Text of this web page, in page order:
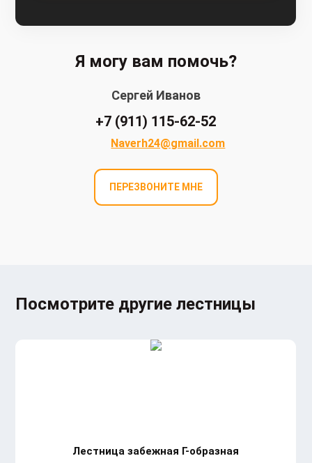
Я могу вам помочь?
Сергей Иванов
+7 (911) 115-62-52
Naverh24@gmail.com
ПЕРЕЗВОНИТЕ МНЕ
Посмотрите другие лестницы
Лестница забежная Г-образная